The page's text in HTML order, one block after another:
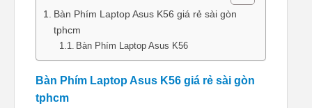
Bàn Phím Laptop Asus K56 giá rẻ sài gòn
tphcm
Bàn Phím Laptop Asus K56
Bàn Phím Laptop Asus K56 giá rẻ sài gòn
tphcm